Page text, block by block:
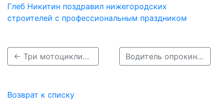
Глеб Никитин поздравил нижегородских
строителей с профессиональным праздником
← Три мотоциклиста получили ранения в ДТП в Нижнем Новгороде Водитель опрокинувшейся легковушки сбежал с места ДТП в Нижегородской области →
Возврат к списку